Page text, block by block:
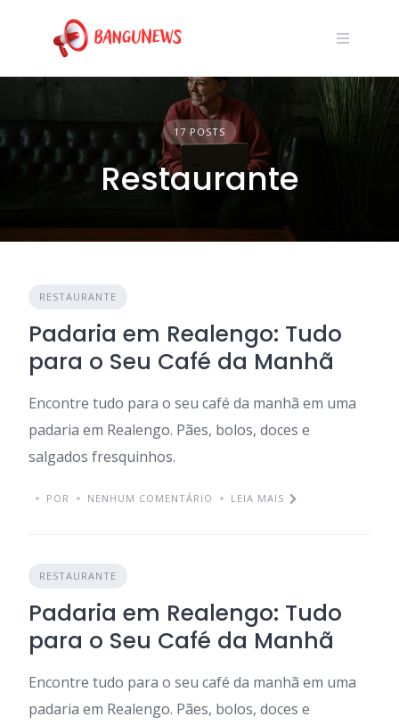
17 POSTS
Restaurante
RESTAURANTE
Padaria em Realengo: Tudo
para o Seu Café da Manhã
Encontre tudo para o seu café da manhã em uma
padaria em Realengo. Pães, bolos, doces e
salgados fresquinhos.
POR NENHUM COMENTÁRIO LEIA MAIS
RESTAURANTE
Padaria em Realengo: Tudo
para o Seu Café da Manhã
Encontre tudo para o seu café da manhã em uma
padaria em Realengo. Pães, bolos, doces e